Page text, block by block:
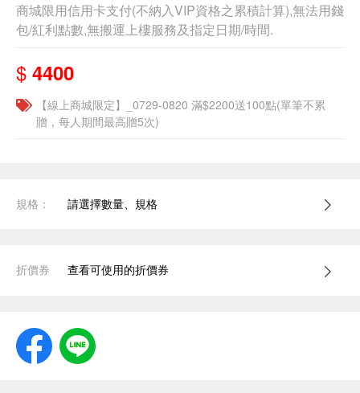
商城限用信用卡支付(不納入VIP資格之累積計算),無法用錢
包/紅利點數,無搬運上樓服務及指定日期/時間.
$ 4400
【線上商城限定】_0729-0820 滿$2200送100點(單筆不累
贈，每人期間最高贈5次)
規格： 請選擇數量、規格
折價券 查看可使用的折價券